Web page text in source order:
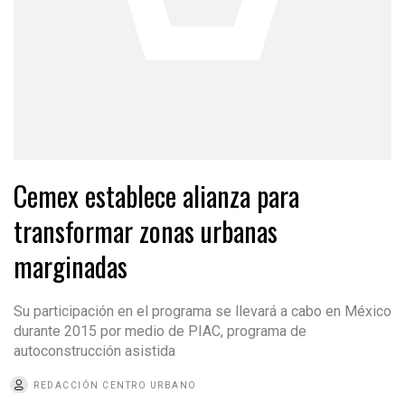
Cemex establece alianza para
transformar zonas urbanas
marginadas
Su participación en el programa se llevará a cabo en México
durante 2015 por medio de PIAC, programa de
autoconstrucción asistida
REDACCIÓN CENTRO URBANO